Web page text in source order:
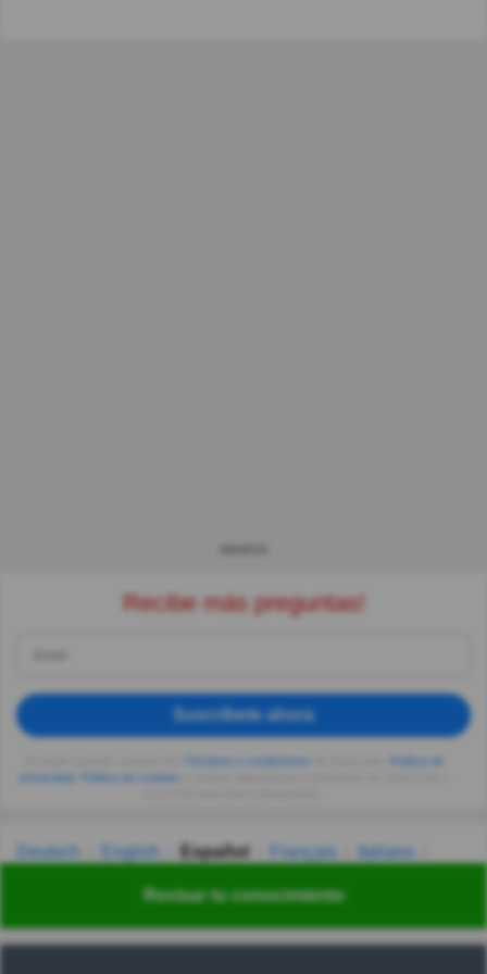
Revisar tu conocimiento
Recibe más preguntas!
Suscríbete ahora
privacidad
Deutsch English Español Français
Italiano
Українська हिन्दी 한국어 汉语